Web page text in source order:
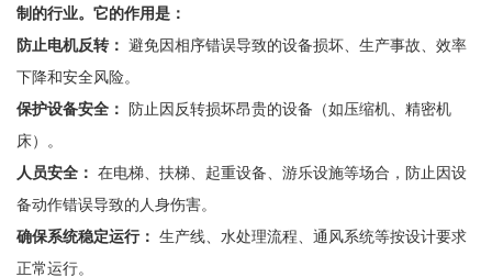
制的行业。它的作用是：
防止电机反转： 避免因相序错误导致的设备损坏、生产事故、效率
下降和安全风险。
保护设备安全：
防止因反转损坏昂贵的设备（如压缩机、精密机
床）。
人员安全： 在电梯、扶梯、起重设备、游乐设施等场合，防止因设
备动作错误导致的人身伤害。
确保系统稳定运行： 生产线、水处理流程、通风系统等按设计要求
正常运行。